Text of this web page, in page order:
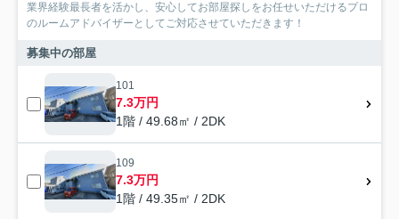
業界経験最長者を活かし、安心してお部屋探しをお任せいただけるプロ
のルームアドバイザーとしてご対応させていただきます！
募集中の部屋
101
7.3万円
1階 / 49.68㎡ / 2DK
109
7.3万円
1階 / 49.35㎡ / 2DK